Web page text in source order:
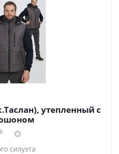
утепленный с
силуэта